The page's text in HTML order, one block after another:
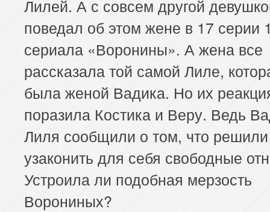
Лилей. А с совсем другой
поведал об этом жене в 17 серии
сериала «Воронины». А жена все
рассказала той самой Лиле,
была женой Вадика. Но их
поразила Костика и Веру. Ведь
Лиля сообщили о том, что решили
узаконить для себя свободные
Устроила ли подобная мерзость
Ворониных?